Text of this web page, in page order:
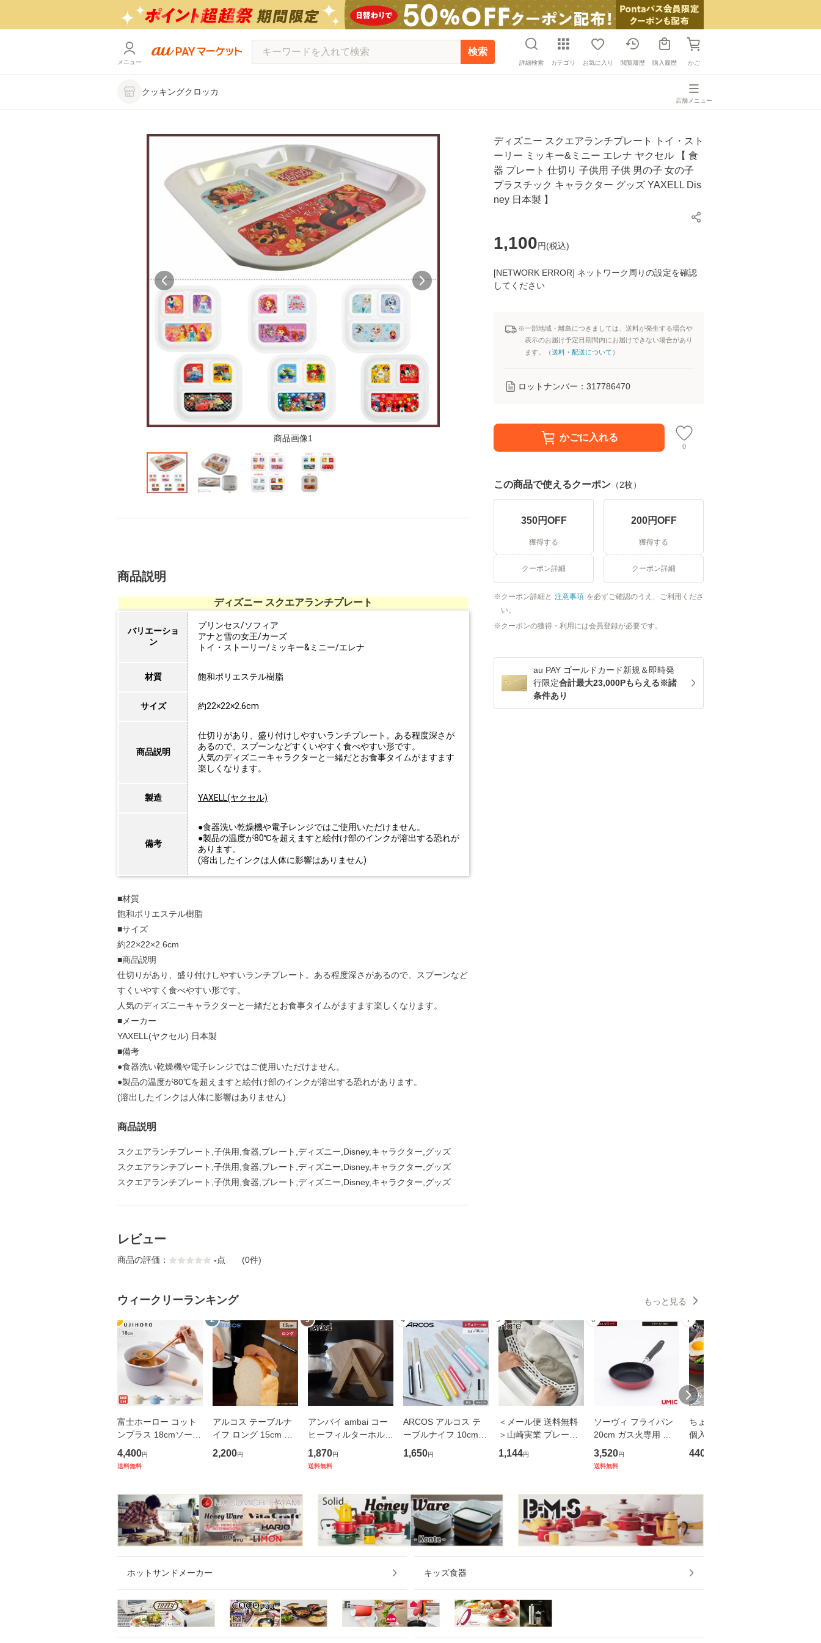
メニュー
検索
詳細検索 カテゴリ お気に入り 閲覧履歴 購入履歴 かご
クッキングクロッカ
店舗メニュー
商品画像1
ディズニー スクエアランチプレート トイ・スト
ーリー ミッキー&ミニー エレナ ヤクセル 【 食
器 プレート 仕切り 子供用 子供 男の子 女の子
プラスチック キャラクター グッズ YAXELL Dis
ney 日本製 】
1,100円(税込)
[NETWORK ERROR] ネットワーク周りの設定を確認
してください
※一部地域・離島につきましては、送料が発生する場合や
表示のお届け予定日期間内にお届けできない場合があり
ます。（送料・配送について ）
ロットナンバー： 317786470
かごに入れる
0
この商品で使えるクーポン （2枚）
350円OFF
獲得する
クーポン詳細
200円OFF
獲得する
クーポン詳細
クーポン詳細と 注意事項 を必ずご確認のうえ、ご利用くださ
い。
クーポンの獲得・利用には会員登録が必要です。
au PAY ゴールドカード新規＆即時発
行限定合計最大23,000Pもらえる※諸
条件あり
商品説明
ディズニー スクエアランチプレート
バリエーショ
ン
プリンセス/ソフィア
アナと雪の女王/カーズ
トイ・ストーリー/ミッキー&ミニー/エレナ
材質 飽和ポリエステル樹脂
サイズ 約22×22×2.6cm
商品説明
仕切りがあり、盛り付けしやすいランチプレート。ある程度深さが
あるので、スプーンなどすくいやすく食べやすい形です。
人気のディズニーキャラクターと一緒だとお食事タイムがますます
楽しくなります。
製造 YAXELL(ヤクセル)
備考
●食器洗い乾燥機や電子レンジではご使用いただけません。
●製品の温度が80℃を超えますと絵付け部のインクが溶出する恐れが
あります。
(溶出したインクは人体に影響はありません)
■材質
飽和ポリエステル樹脂
■サイズ
約22×22×2.6cm
■商品説明
仕切りがあり、盛り付けしやすいランチプレート。ある程度深さがあるので、スプーンなど
すくいやすく食べやすい形です。
人気のディズニーキャラクターと一緒だとお食事タイムがますます楽しくなります。
■メーカー
YAXELL(ヤクセル) 日本製
■備考
●食器洗い乾燥機や電子レンジではご使用いただけません。
●製品の温度が80℃を超えますと絵付け部のインクが溶出する恐れがあります。
(溶出したインクは人体に影響はありません)
商品説明
スクエアランチプレート,子供用,食器,プレート,ディズニー,Disney,キャラクター,グッズ
スクエアランチプレート,子供用,食器,プレート,ディズニー,Disney,キャラクター,グッズ
スクエアランチプレート,子供用,食器,プレート,ディズニー,Disney,キャラクター,グッズ
レビュー
商品の評価： -点 (0件)
ウィークリーランキング もっと見る
1
富士ホーロー コット
ンプラス 18cmソース
パン 蓋付き ガス火 IH
対応 CTP-18S Cotton
鍋 ホーロ
4,400円
送料無料
2
アルコス テーブルナ
イフ ロング 15cm ホ
ワイト ARCOS＜メー
ル便 送料無料＞【ブ
ルコスナイフ
2,200円
3
アンバイ ambai コー
ヒーフィルターホルダ
ー 木製【台形/円錐型/
コーヒーフィルター
1,870円
送料無料
4
ARCOS アルコス テ
ーブルナイフ 10cm
全10色 メール便 送料
無料【ブレッドナイフ
トドア 調理器
1,650円
5
＜メール便 送料無料
＞山崎実業 プレート
ドラム式洗濯機ドアパ
ッキン小物挟まり防止
ムパッ
1,144円
6
ソーヴィ フライパン
20cm ガス火専用 レ
ッド umic ウルシヤマ
金属工業 so-vi SOV-F
2年保証 燕
3,520円
送料無料
7
ちょい置きホルダー 2
個入り 竹原製缶 A-96
【 キッチンツール 一
440
ホットサンドメーカー キッズ食器